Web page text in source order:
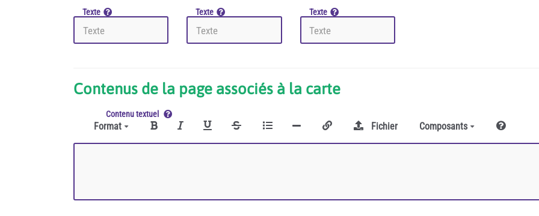
Texte Texte Texte
Contenus de la page associés à la carte
Contenu textuel
Format Fichier Composants